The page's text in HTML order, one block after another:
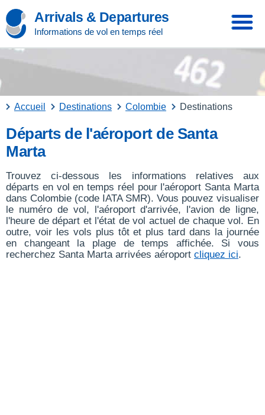
Arrivals & Departures
Informations de vol en temps réel
Accueil Destinations Colombie Destinations
Départs de l'aéroport de Santa
Marta
Trouvez ci-dessous les informations relatives aux
départs en vol en temps réel pour l'aéroport Santa Marta
dans Colombie (code IATA SMR). Vous pouvez visualiser
le numéro de vol, l'aéroport d'arrivée, l'avion de ligne,
l'heure de départ et l'état de vol actuel de chaque vol. En
outre, voir les vols plus tôt et plus tard dans la journée
en changeant la plage de temps affichée. Si vous
recherchez Santa Marta arrivées aéroport cliquez ici.